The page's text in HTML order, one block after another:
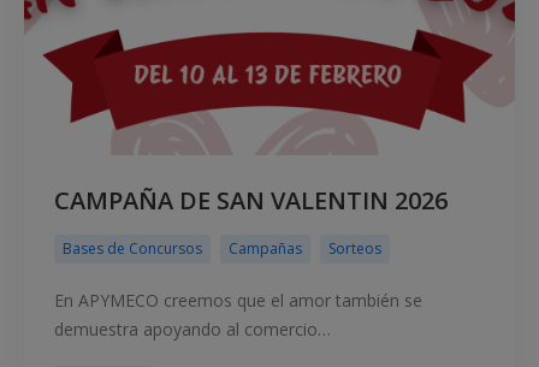
CAMPAÑA DE SAN VALENTIN 2026
Bases de Concursos Campañas Sorteos
En APYMECO creemos que el amor también se
demuestra apoyando al comercio…